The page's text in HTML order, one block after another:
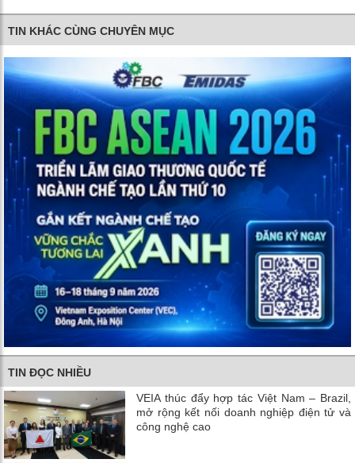
TIN KHÁC CÙNG CHUYÊN MỤC
TIN ĐỌC NHIỀU
VEIA thúc đẩy hợp tác Việt Nam – Brazil,
mở rộng kết nối doanh nghiệp điện tử và
công nghệ cao